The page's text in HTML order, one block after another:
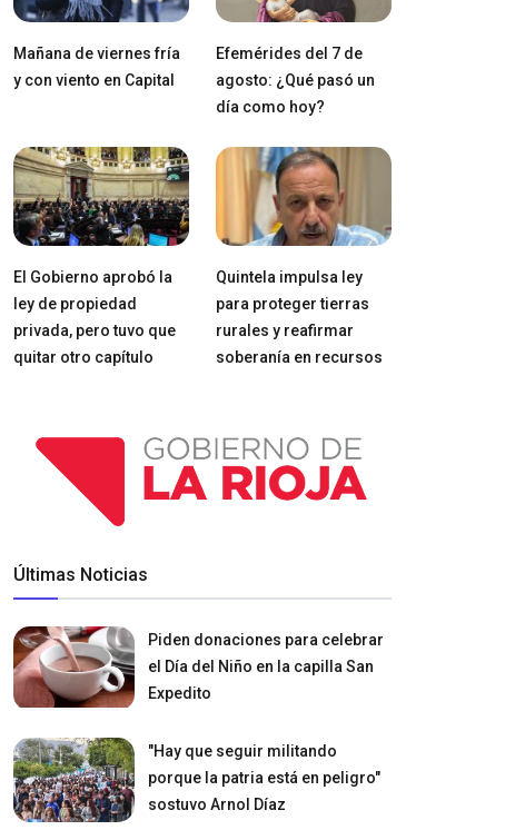
Mañana de viernes fría
y con viento en Capital
Efemérides del 7 de
agosto: ¿Qué pasó un
día como hoy?
El Gobierno aprobó la
ley de propiedad
privada, pero tuvo que
quitar otro capítulo
Quintela impulsa ley
para proteger tierras
rurales y reafirmar
soberanía en recursos
Últimas Noticias
Piden donaciones para celebrar
el Día del Niño en la capilla San
Expedito
"Hay que seguir militando
porque la patria está en peligro"
sostuvo Arnol Díaz